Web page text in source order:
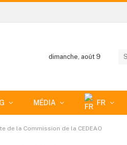
dimanche, août 9
MÉDIA FR
de la Commission de la CEDEAO